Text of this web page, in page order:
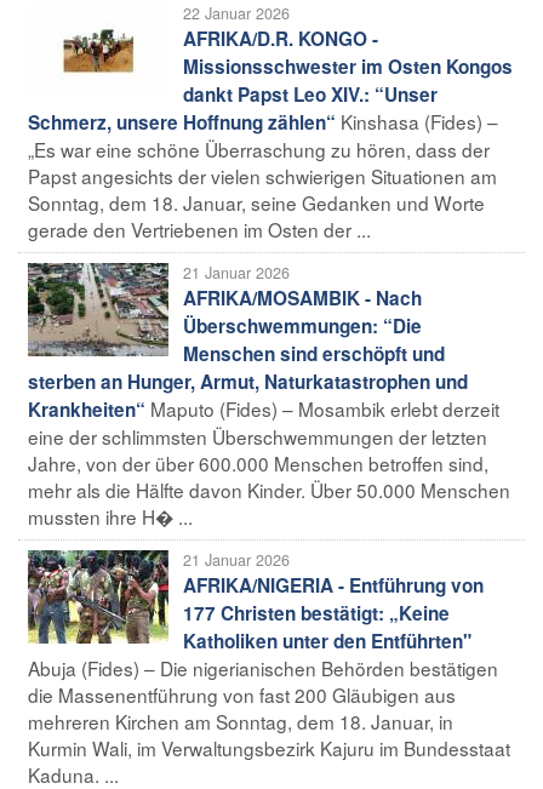
22 Januar 2026
AFRIKA/D.R. KONGO -
Missionsschwester im Osten Kongos
dankt Papst Leo XIV.: “Unser
Schmerz, unsere Hoffnung zählen“ Kinshasa (Fides) –
„Es war eine schöne Überraschung zu hören, dass der
Papst angesichts der vielen schwierigen Situationen am
Sonntag, dem 18. Januar, seine Gedanken und Worte
gerade den Vertriebenen im Osten der ...
21 Januar 2026
AFRIKA/MOSAMBIK - Nach
Überschwemmungen: “Die
Menschen sind erschöpft und
sterben an Hunger, Armut, Naturkatastrophen und
Krankheiten“ Maputo (Fides) – Mosambik erlebt derzeit
eine der schlimmsten Überschwemmungen der letzten
Jahre, von der über 600.000 Menschen betroffen sind,
mehr als die Hälfte davon Kinder. Über 50.000 Menschen
mussten ihre H� ...
21 Januar 2026
AFRIKA/NIGERIA - Entführung von
177 Christen bestätigt: „Keine
Katholiken unter den Entführten"
Abuja (Fides) – Die nigerianischen Behörden bestätigen
die Massenentführung von fast 200 Gläubigen aus
mehreren Kirchen am Sonntag, dem 18. Januar, in
Kurmin Wali, im Verwaltungsbezirk Kajuru im Bundesstaat
Kaduna. ...